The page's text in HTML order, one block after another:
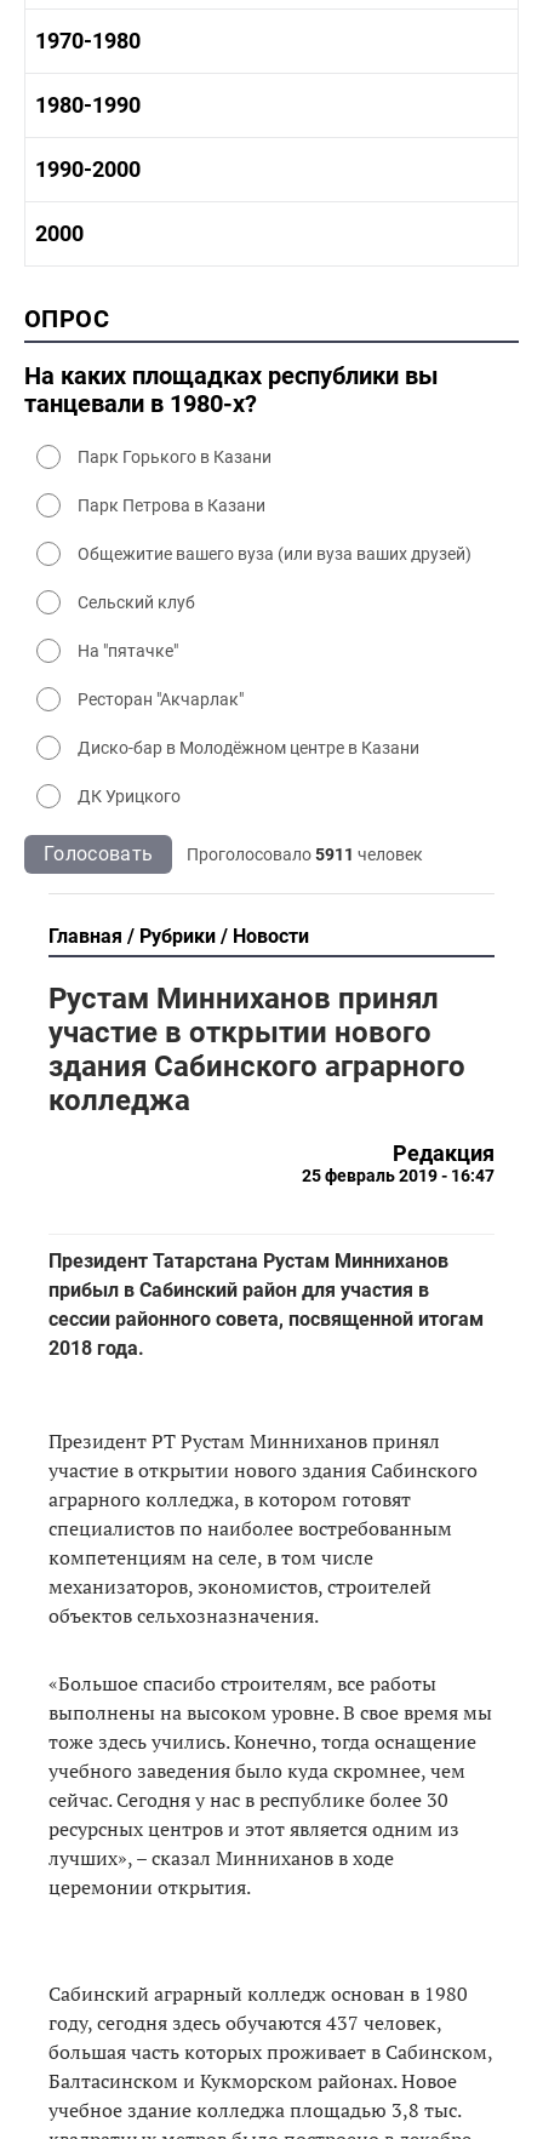
1950-1960 промышленность
1950-1960 культура
1960-1970 история
1960-1970 промышленность
1960-1970 культура
1970-1980
1970-1980 история
1970-1980 культура
1970 - 1980 быт
1980-1990
1980 -1990 история
1980-1990 культура
1990-2000
1990-2000 культура
2000
2000 промышленность
2000 культура
ОПРОС
На каких площадках республики вы
танцевали в 1980-х?
Парк Горького в Казани
Парк Петрова в Казани
Общежитие вашего вуза (или вуза ваших друзей)
Сельский клуб
На "пятачке"
Ресторан "Акчарлак"
Диско-бар в Молодёжном центре в Казани
ДК Урицкого
Голосовать Проголосовало5911 человек
Главная Рубрики Новости
Рустам Минниханов принял
участие в открытии нового
здания Сабинского аграрного
колледжа
Редакция
25 февраль 2019 - 16:47
Президент Татарстана Рустам Минниханов
прибыл в Сабинский район для участия в
сессии районного совета, посвященной итогам
2018 года.
Президент РТ Рустам Минниханов принял
участие в открытии нового здания Сабинского
аграрного колледжа, в котором готовят
специалистов по наиболее востребованным
компетенциям на селе, в том числе
механизаторов, экономистов, строителей
объектов сельхозназначения.
«Большое спасибо строителям, все работы
выполнены на высоком уровне. В свое время мы
тоже здесь учились. Конечно, тогда оснащение
учебного заведения было куда скромнее, чем
сейчас. Сегодня у нас в республике более 30
ресурсных центров и этот является одним из
лучших», – сказал Минниханов в ходе
церемонии открытия.
Сабинский аграрный колледж основан в 1980
году, сегодня здесь обучаются 437 человек,
большая часть которых проживает в Сабинском,
Балтасинском и Кукморском районах. Новое
учебное здание колледжа площадью 3,8 тыс.